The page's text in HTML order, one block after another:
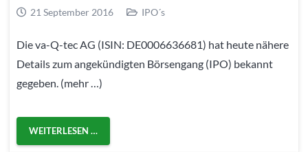
21 September 2016 IPO´s
Die va-Q-tec AG (ISIN: DE0006636681) hat heute nähere
Details zum angekündigten Börsengang (IPO) bekannt
gegeben. (mehr …)
WEITERLESEN …